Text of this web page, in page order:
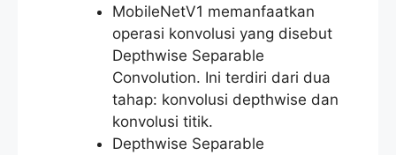
MobileNetV1 memanfaatkan
operasi konvolusi yang disebut
Depthwise Separable
Convolution. Ini terdiri dari dua
tahap: konvolusi depthwise dan
konvolusi titik.
Depthwise Separable